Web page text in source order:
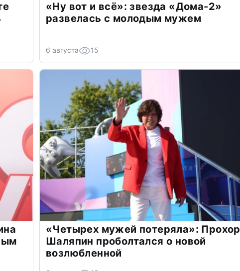
«Ну вот и всё»: звезда «Дома-2»
развелась с молодым мужем
6 августа 15
«Четырех мужей потеряла»: Прохор
Шаляпин проболтался о новой
возлюбленной